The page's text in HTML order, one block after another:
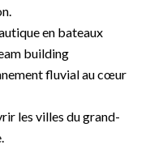
en bateaux
building
fluvial au cœur
les villes du grand-